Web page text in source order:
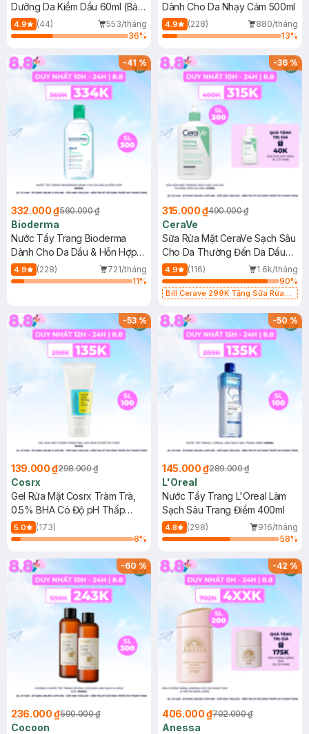
Dưỡng Da Kiềm Dầu 60ml (Bản
Mới)
4.9 (44)
553/tháng
36%
Dành Cho Da Nhạy Cảm 500ml
4.9 (228)
880/tháng
13%
-41%
332.000 ₫560.000 ₫
Bioderma
Nước Tẩy Trang Bioderma
Dành Cho Da Dầu & Hỗn Hợp
500ml
4.9 (228)
721/tháng
11%
-36%
315.000 ₫490.000 ₫
CeraVe
Sữa Rửa Mặt CeraVe Sạch Sâu
Cho Da Thường Đến Da Dầu
473ml
4.9 (116)
1.6k/tháng
90%
Bill Cerave 299K Tặng Sữa Rửa
-53%
139.000 ₫298.000 ₫
Cosrx
Gel Rửa Mặt Cosrx Tràm Trà,
0.5% BHA Có Độ pH Thấp
150ml
5.0
(173)
8%
-50%
145.000 ₫289.000 ₫
L'Oreal
Nước Tẩy Trang L'Oreal Làm
Sạch Sâu Trang Điểm 400ml
4.8 (298)
916/tháng
58%
-60%
236.000 ₫590.000 ₫
Cocoon
-42%
406.000 ₫702.000 ₫
Anessa